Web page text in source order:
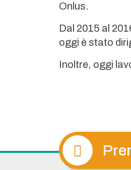
Onlus.
Dal 2015 al
oggi è stato
Inoltre, oggi